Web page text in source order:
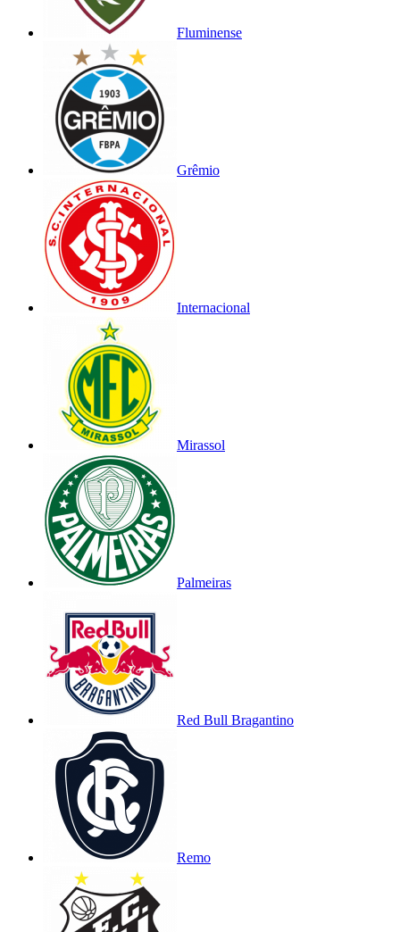
Fluminense
Grêmio
Internacional
Mirassol
Palmeiras
Red Bull Bragantino
Remo